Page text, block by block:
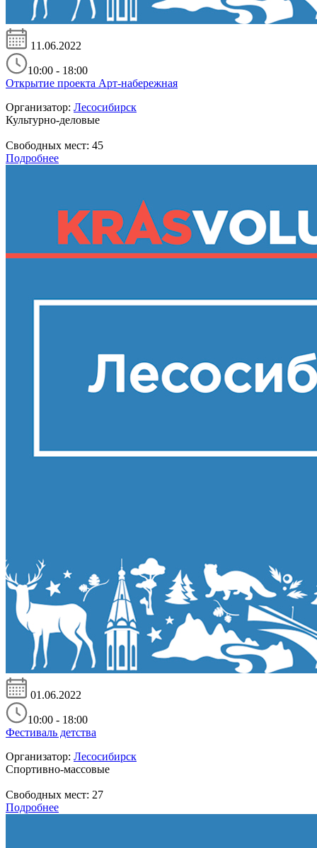
11.06.2022
10:00 - 18:00
Открытие проекта Арт-набережная
Организатор: Лесосибирск
Культурно-деловые
Свободных мест: 45
Подробнее
01.06.2022
10:00 - 18:00
Фестиваль детства
Организатор: Лесосибирск
Спортивно-массовые
Свободных мест: 27
Подробнее